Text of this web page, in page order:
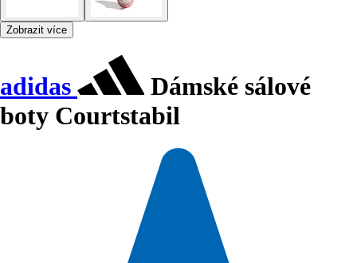
Zobrazit více
adidas
Dámské sálové
boty Courtstabil